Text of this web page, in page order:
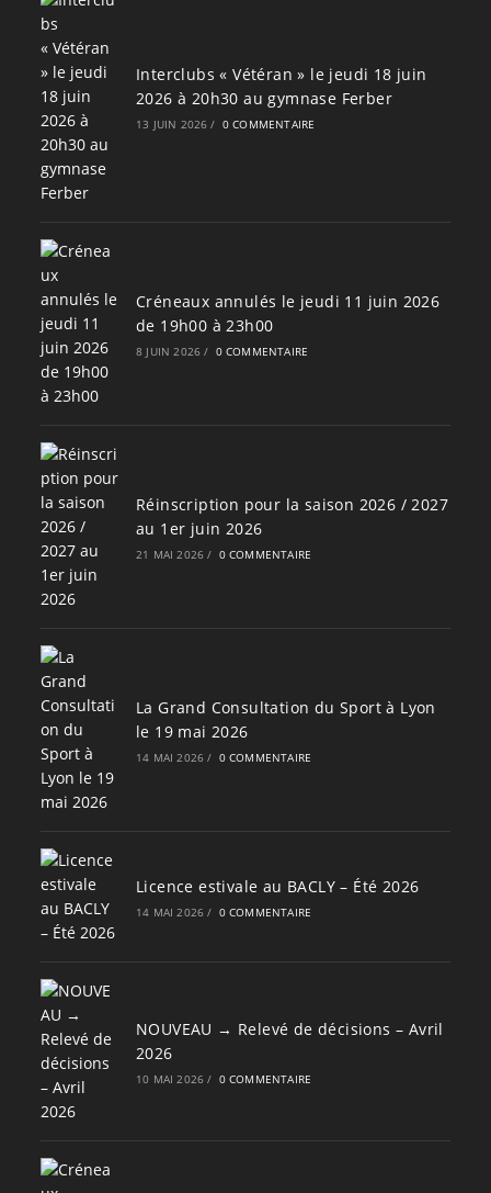
Interclubs « Vétéran » le jeudi 18 juin
2026 à 20h30 au gymnase Ferber
13 JUIN 2026 / 0 COMMENTAIRE
Créneaux annulés le jeudi 11 juin 2026
de 19h00 à 23h00
8 JUIN 2026 / 0 COMMENTAIRE
Réinscription pour la saison 2026 / 2027
au 1er juin 2026
21 MAI 2026 / 0 COMMENTAIRE
La Grand Consultation du Sport à Lyon
le 19 mai 2026
14 MAI 2026 / 0 COMMENTAIRE
Licence estivale au BACLY – Été 2026
14 MAI 2026 / 0 COMMENTAIRE
NOUVEAU → Relevé de décisions – Avril
2026
10 MAI 2026 / 0 COMMENTAIRE